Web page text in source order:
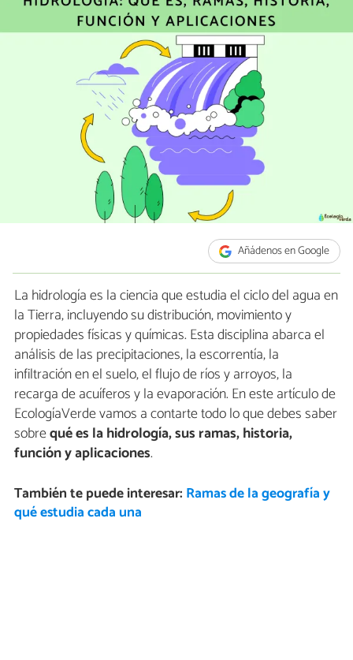
Añádenos en Google
La hidrología es la ciencia que estudia el ciclo del agua en
la Tierra, incluyendo su distribución, movimiento y
propiedades físicas y químicas. Esta disciplina abarca el
análisis de las precipitaciones, la escorrentía, la
infiltración en el suelo, el flujo de ríos y arroyos, la
recarga de acuíferos y la evaporación. En este artículo de
EcologíaVerde vamos a contarte todo lo que debes saber
sobrequé es la hidrología, sus ramas, historia,
función y aplicaciones.
También te puede interesar: Ramas de la geografía y
qué estudia cada una